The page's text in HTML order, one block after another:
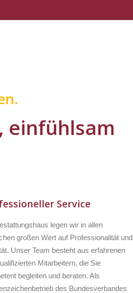
einfühlsam
Service
legen wir in allen
großen Wert auf Professionalität und
Unser Team besteht aus erfahrenen
Mitarbeitern, die Sie
begleiten und beraten. Als
des Bundesverbandes